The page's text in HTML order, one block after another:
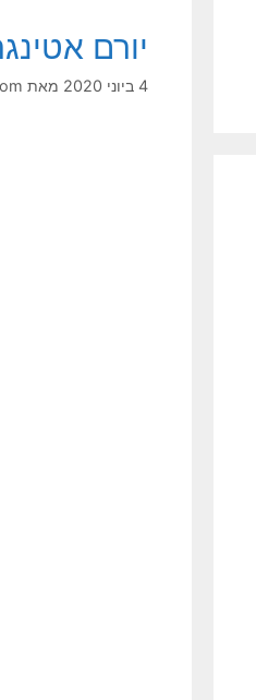
יורם
4 ביוני 2020 מאת